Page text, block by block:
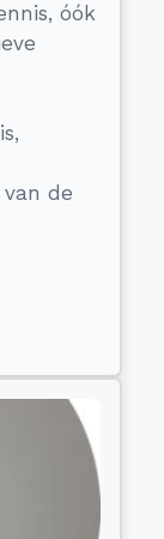
óók
de